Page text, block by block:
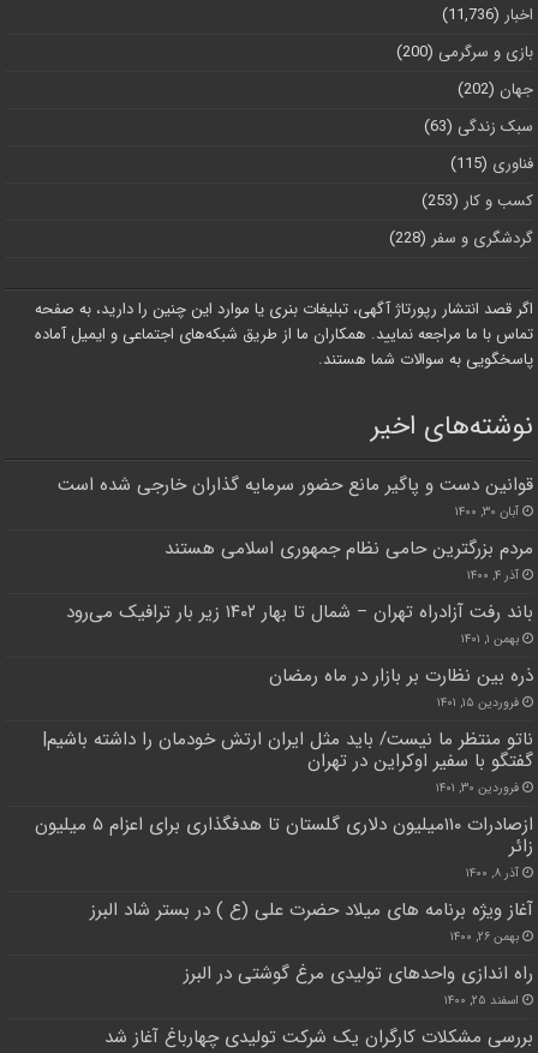
اخبار (11,736)
بازی و سرگرمی (200)
جهان (202)
سبک زندگی (63)
فناوری (115)
کسب و کار (253)
گردشگری و سفر (228)
اگر قصد انتشار رپورتاژ آگهی، تبلیغات بنری یا موارد این چنین را دارید، به صفحه
تماس با ما مراجعه نمایید. همکاران ما از طریق شبکه‌های اجتماعی و ایمیل آماده
پاسخگویی به سوالات شما هستند.
نوشته‌های اخیر
قوانین دست و پاگیر مانع حضور سرمایه گذاران خارجی شده است
آبان ۳۰, ۱۴۰۰
مردم بزرگترین حامی نظام جمهوری اسلامی هستند
آذر ۴, ۱۴۰۰
باند رفت آزادراه تهران – شمال تا بهار ۱۴۰۲ زیر بار ترافیک می‌رود
بهمن ۱, ۱۴۰۱
ذره بین نظارت بر بازار در ماه رمضان
فروردین ۱۵, ۱۴۰۱
ناتو منتظر ما نیست/ باید مثل ایران ارتش خودمان را داشته باشیم|
گفتگو با سفیر اوکراین در تهران
فروردین ۳۰, ۱۴۰۱
ازصادرات ۱۱۰میلیون دلاری گلستان تا هدفگذاری برای اعزام ۵ میلیون
زائر
آذر ۸, ۱۴۰۰
آغاز ویژه برنامه های میلاد حضرت علی (ع ) در بستر شاد البرز
بهمن ۲۶, ۱۴۰۰
راه اندازی واحد‌های تولیدی مرغ گوشتی در البرز
اسفند ۲۵, ۱۴۰۰
بررسی مشکلات‌ کارگران یک شرکت تولیدی چهارباغ آغاز شد